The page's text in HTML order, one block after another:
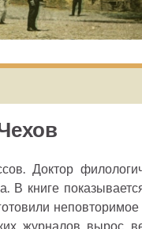
Доктор
книге
журналов вырос